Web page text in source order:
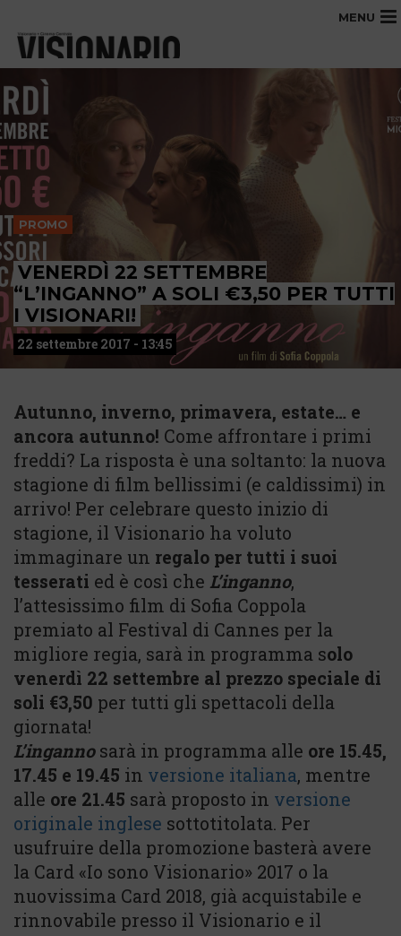
MENU
PROMO
VENERDÌ 22 SETTEMBRE
“L’INGANNO” A SOLI €3,50 PER TUTTI
I VISIONARI!
22 settembre 2017 - 13:45
Autunno, inverno, primavera, estate… e
ancora autunno! Come affrontare i primi
freddi? La risposta è una soltanto: la nuova
stagione di film bellissimi (e caldissimi) in
arrivo! Per celebrare questo inizio di
stagione, il Visionario ha voluto
immaginare un regalo per tutti i suoi
tesserati ed è così che L’inganno,
l’attesissimo film di Sofia Coppola
premiato al Festival di Cannes per la
migliore regia, sarà in programma solo
venerdì 22 settembre al prezzo speciale di
soli €3,50 per tutti gli spettacoli della
giornata!
L’ingannosarà in programma alle ore 15.45,
17.45 e 19.45 in versione italiana, mentre
alle ore 21.45 sarà proposto in versione
originale inglese sottotitolata. Per
usufruire della promozione basterà avere
la Card «Io sono Visionario» 2017 o la
nuovissima Card 2018, già acquistabile e
rinnovabile presso il Visionario e il